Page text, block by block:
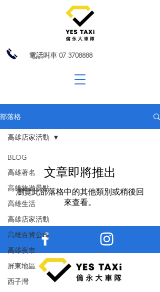
電話叫車 07 3708888
部落格
BLOG
高雄著名
高雄旅遊景點
高雄生活
高雄店家活動
高雄百貨公司
高雄夜市
屏東地區
西子灣
高雄店家活動
文章即將推出
瀏覽此部落格中的其他類別或稍後回
來查看。